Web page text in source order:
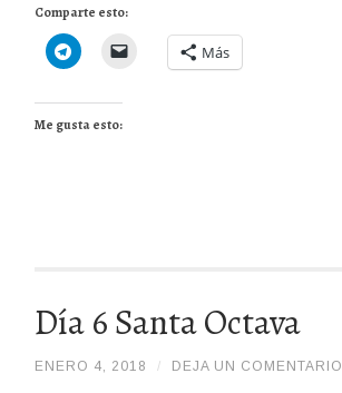
Comparte esto:
Más
Me gusta esto:
Día 6 Santa Octava
ENERO 4, 2018 / DEJA UN COMENTARIO